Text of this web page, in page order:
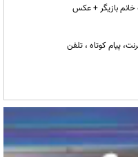
بازیگر + عکس
پیام کوتاه ، تلفن